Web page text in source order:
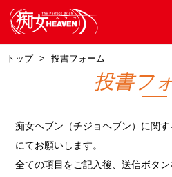
トップ 投書フォーム
投書フ
痴女ヘブン（チジョヘブン）に関
にてお願いします。
全ての項目をご記入後、送信ボタン